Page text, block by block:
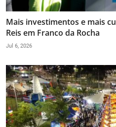
Mais investimentos e mais
Reis em Franco da Rocha
Jul 6, 2026